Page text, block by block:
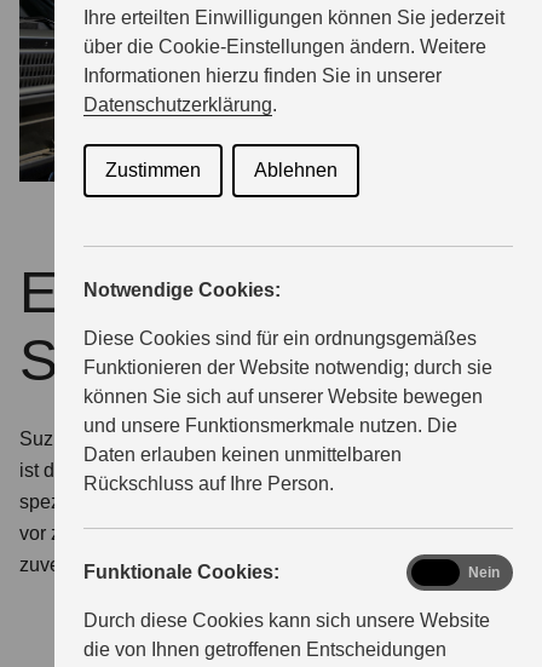
Ihre erteilten Einwilligungen können Sie jederzeit
über die Cookie-Einstellungen ändern. Weitere
Informationen hierzu finden Sie in unserer
Datenschutzerklärung.
Zustimmen Ablehnen
Notwendige Cookies:
Diese Cookies sind für ein ordnungsgemäßes
Funktionieren der Website notwendig; durch sie
können Sie sich auf unserer Website bewegen
und unsere Funktionsmerkmale nutzen. Die
Daten erlauben keinen unmittelbaren
Rückschluss auf Ihre Person.
Funktionale Cookies:
Durch diese Cookies kann sich unsere Website
die von Ihnen getroffenen Entscheidungen
functional
Nein
BERATUNG & KAUF
GESCHÄFTSKUNDEN
ÜBER UNS
ECSTAR by
Suzuki
Suzuki Qualität auch bei Schutz und Pflege. ECSTAR
ist die von Suzuki entwickelte Marke für Motoröle und
spezielle Pflegeprodukte. So schützen Sie Ihr Fahrzeug
vor zu schnellem Verschleiß. Damit er so langlebig und
zuverlässig bleibt, wie Sie es von Suzuki gewohnt sind.